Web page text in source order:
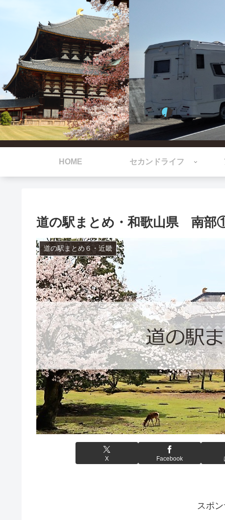
HOME セカンドライフ
道の駅まとめ・和歌山県 南
道の駅まとめ６・近畿
X Facebook
スポ